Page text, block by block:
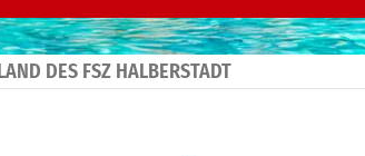
DES FSZ HALBERSTADT